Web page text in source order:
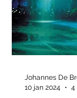
Johannes De
10 jan 2024
4